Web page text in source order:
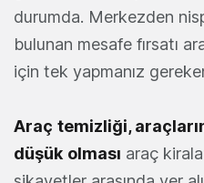
durumda. Merkezden
bulunan mesafe fırsatı
için tek yapmanız
Araç temizliği,
düşük olması araç